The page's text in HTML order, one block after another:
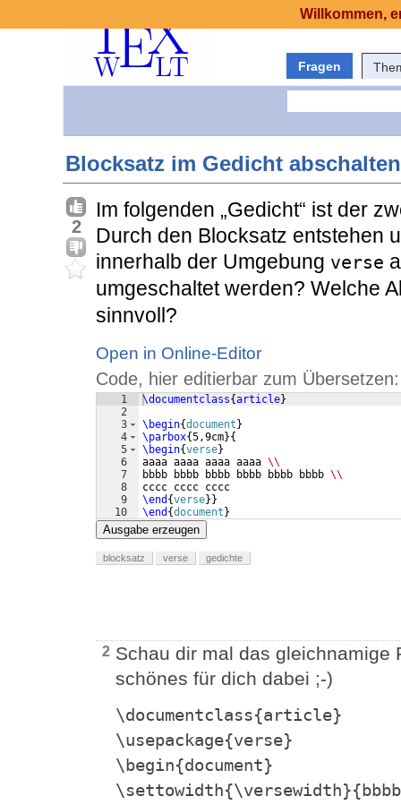
Fragen
Blocksatz im Gedicht abschalten
2
Im folgenden „Gedicht“ ist der
Durch den Blocksatz entstehen
innerhalb der Umgebung verse
umgeschaltet werden? Welche
sinnvoll?
Open in Online-Editor
Code, hier editierbar zum Übersetzen:
1
2
3
4
5
6
7
8
9
10
\documentclass{article}
\begin{document }
\parbox{5,9cm}{
\begin{verse}
aaaa aaaa aaaa aaaa \\
bbbb bbbb bbbb bbbb bbbb bbbb \\
cccc cccc cccc
\end {verse} }
\end {document }
Ausgabe erzeugen
blocksatz verse gedichte
2 Schau dir mal das gleichnamige
schönes für dich dabei ;-)
\documentclass{article}
\usepackage{verse}
\begin{document}
\settowidth{\versewidth}{bbbb
Willkommen,